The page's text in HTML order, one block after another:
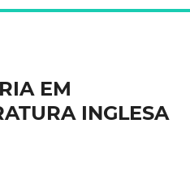
EM
INGLESA